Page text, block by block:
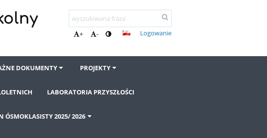
+ - Logowanie
DOKUMENTY PROJEKTY
LABORATORIA PRZYSZŁOŚCI
ÓSMOKLASISTY 2025/ 2026